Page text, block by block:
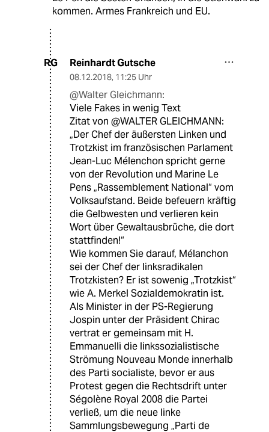
kommen. Armes Frankreich und EU.
RG Reinhardt Gutsche
08.12.2018, 11:25 Uhr
@Walter Gleichmann:
Viele Fakes in wenig Text
Zitat von @WALTER GLEICHMANN:
„Der Chef der äußersten Linken und
Trotzkist im französischen Parlament
Jean-Luc Mélenchon spricht gerne
von der Revolution und Marine Le
Pens „Rassemblement National“ vom
Volksaufstand. Beide befeuern kräftig
die Gelbwesten und verlieren kein
Wort über Gewaltausbrüche, die dort
stattfinden!“
Wie kommen Sie darauf, Mélanchon
sei der Chef der linksradikalen
Trotzkisten? Er ist sowenig „Trotzkist“
wie A. Merkel Sozialdemokratin ist.
Als Minister in der PS-Regierung
Jospin unter der Präsident Chirac
vertrat er gemeinsam mit H.
Emmanuelli die linkssozialistische
Strömung Nouveau Monde innerhalb
des Parti socialiste, bevor er aus
Protest gegen die Rechtsdrift unter
Ségolène Royal 2008 die Partei
verließ, um die neue linke
Sammlungsbewegung „Parti de